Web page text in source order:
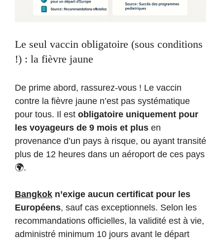
Le seul vaccin obligatoire (sous conditions
!) : la fièvre jaune
De prime abord, rassurez-vous ! Le vaccin
contre la fièvre jaune n’est pas systématique
pour tous. Il est obligatoire uniquement pour
les voyageurs de 9 mois et plus en
provenance d’un pays à risque, ou ayant transité
plus de 12 heures dans un aéroport de ces pays
🌍.
Bangkok n’exige aucun certificat pour les
Européens, sauf cas exceptionnels. Selon les
recommandations officielles, la validité est à vie,
administré minimum 10 jours avant le départ